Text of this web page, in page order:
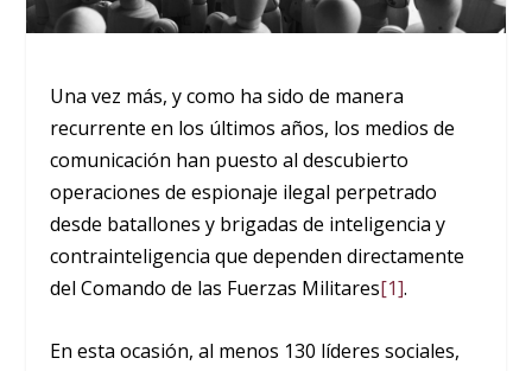
Una vez más, y como ha sido de manera
recurrente en los últimos años, los medios de
comunicación han puesto al descubierto
operaciones de espionaje ilegal perpetrado
desde batallones y brigadas de inteligencia y
contrainteligencia que dependen directamente
del Comando de las Fuerzas Militares[1].
En esta ocasión, al menos 130 líderes sociales,